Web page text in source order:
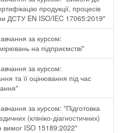
продукції, процесів
ДСТУ EN ISO/IEC 17065:2019"
за курсом:
на підприємстві"
за курсом:
та її оцінювання під час
за курсом: "Підготовка
(клініко-діагностичних)
вимог ISO 15189:2022"